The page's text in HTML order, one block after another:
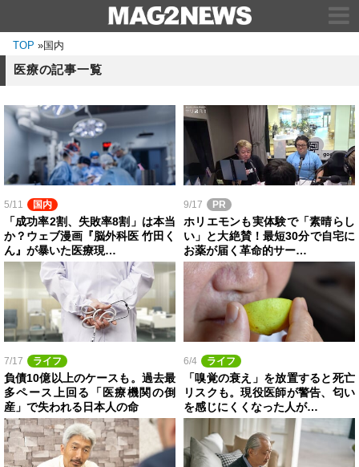
TOP »国内
医療の記事一覧
5/11 国内
「成功率2割、失敗率8割」は本当
か？ウェブ漫画『脳外科医 竹田く
ん』が暴いた医療現…
9/17 PR
ホリエモンも実体験で「素晴らし
い」と大絶賛！最短30分で自宅に
お薬が届く革命的サー…
7/17 ライフ
負債10億以上のケースも。過去最
多ペース上回る「医療機関の倒
産」で失われる日本人の命
6/4 ライフ
「嗅覚の衰え」を放置すると死亡
リスクも。現役医師が警告、匂い
を感じにくくなった人が…